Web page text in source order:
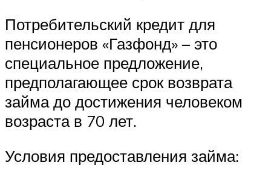
Потребительский кредит для
пенсионеров «Газфонд» – это
специальное предложение,
предполагающее срок возврата
займа до достижения человеком
возраста в 70 лет.
Условия предоставления займа: